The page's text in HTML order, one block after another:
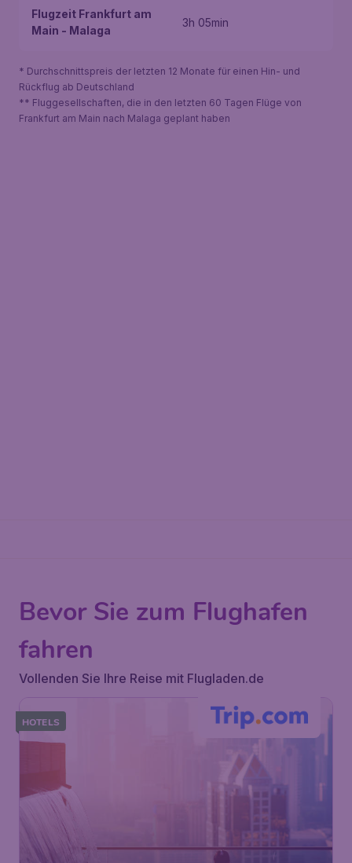
Flugzeit Frankfurt am
Main - Malaga
3h 05min
* Durchschnittspreis der letzten 12 Monate für einen Hin- und
Rückflug ab Deutschland
** Fluggesellschaften, die in den letzten 60 Tagen Flüge von
Frankfurt am Main nach Malaga geplant haben
Bevor Sie zum Flughafen
fahren
Vollenden Sie Ihre Reise mit Flugladen.de
HOTELS